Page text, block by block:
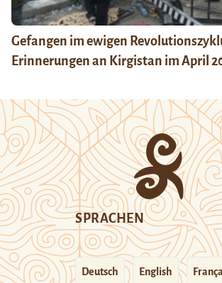
Gefangen im ewigen
Erinnerungen an Kirgistan im April
SPRACHEN
Deutsch English